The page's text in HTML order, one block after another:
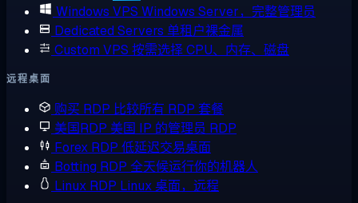
Windows VPS Windows Server，完整管理员
Dedicated Servers 单租户裸金属
Custom VPS 按需选择 CPU、内存、磁盘
远程桌面
购买 RDP 比较所有 RDP 套餐
美国RDP 美国 IP 的管理员 RDP
Forex RDP 低延迟交易桌面
Botting RDP 全天候运行你的机器人
Linux RDP Linux 桌面，远程